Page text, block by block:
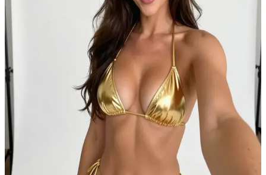
Angela White
Nàng mẫu Instagram đầy lôi cuốn và quyến rũ